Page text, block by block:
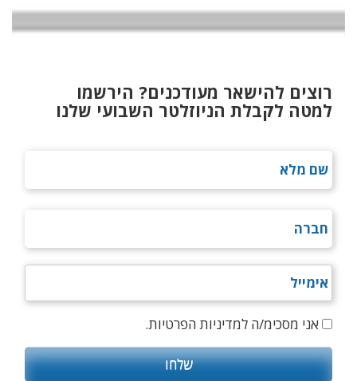
רוצים להישאר מעודכנים? הירשמו
למטה לקבלת הניוזלטר השבועי שלנו
אני מסכימ/ה למדיניות הפרטיות.